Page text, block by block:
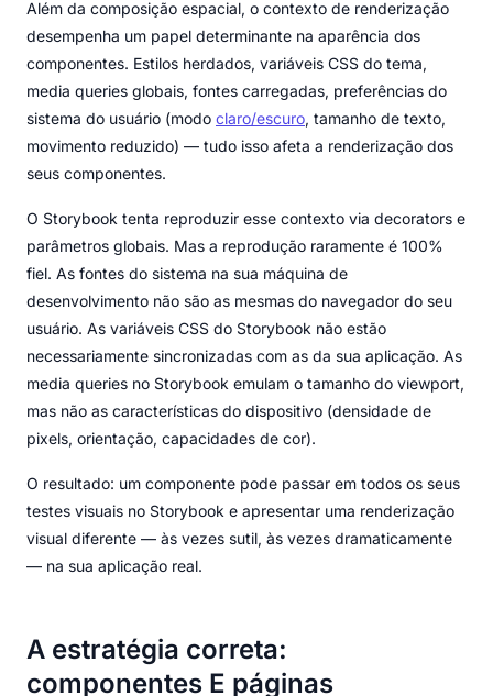
Além da composição espacial, o contexto de renderização
desempenha um papel determinante na aparência dos
componentes. Estilos herdados, variáveis CSS do tema,
media queries globais, fontes carregadas, preferências do
sistema do usuário (modo claro/escuro, tamanho de texto,
movimento reduzido) — tudo isso afeta a renderização dos
seus componentes.
O Storybook tenta reproduzir esse contexto via decorators e
parâmetros globais. Mas a reprodução raramente é 100%
fiel. As fontes do sistema na sua máquina de
desenvolvimento não são as mesmas do navegador do seu
usuário. As variáveis CSS do Storybook não estão
necessariamente sincronizadas com as da sua aplicação. As
media queries no Storybook emulam o tamanho do viewport,
mas não as características do dispositivo (densidade de
pixels, orientação, capacidades de cor).
O resultado: um componente pode passar em todos os seus
testes visuais no Storybook e apresentar uma renderização
visual diferente — às vezes sutil, às vezes dramaticamente
— na sua aplicação real.
A estratégia correta:
componentes E páginas